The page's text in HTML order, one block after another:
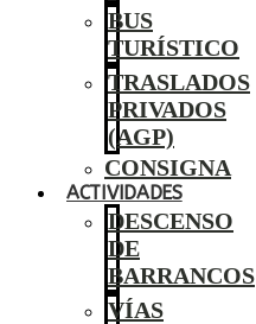
BUS
TURÍSTICO
TRASLADOS
PRIVADOS
(AGP)
CONSIGNA
ACTIVIDADES
DESCENSO
DE
BARRANCOS
VÍAS